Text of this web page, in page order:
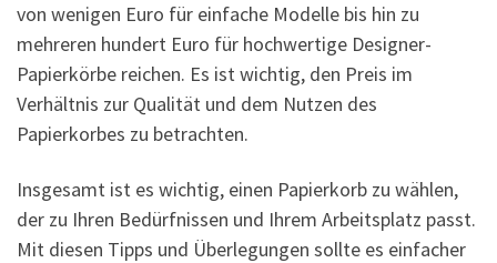
von wenigen Euro für einfache Modelle bis hin zu
mehreren hundert Euro für hochwertige Designer-
Papierkörbe reichen. Es ist wichtig, den Preis im
Verhältnis zur Qualität und dem Nutzen des
Papierkorbes zu betrachten.
Insgesamt ist es wichtig, einen Papierkorb zu wählen,
der zu Ihren Bedürfnissen und Ihrem Arbeitsplatz passt.
Mit diesen Tipps und Überlegungen sollte es einfacher